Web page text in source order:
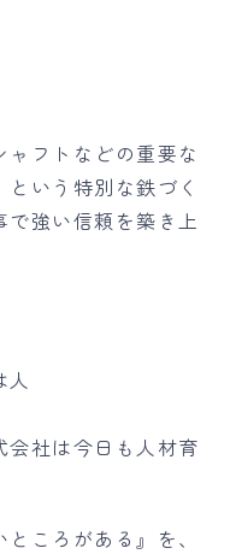
フトなどの重要な
いう特別な鉄づく
で強い信頼を築き上
人
会社は今日も人材育
ころがある』を、